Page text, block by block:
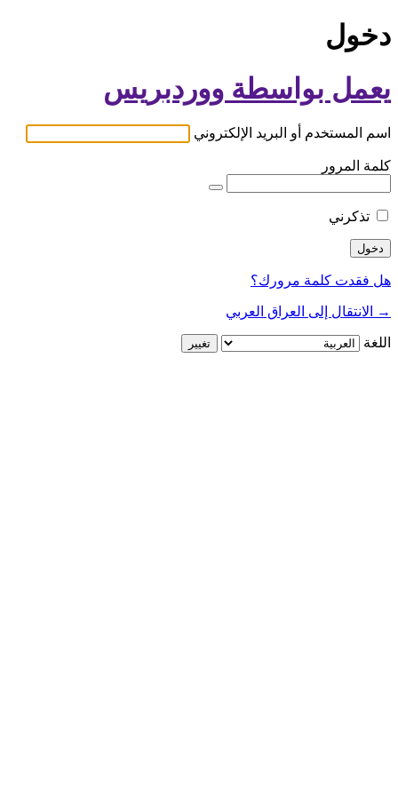
دخول
يعمل بواسطة ووردبريس
اسم المستخدم أو البريد الإلكتروني
كلمة المرور
تذكرني
هل فقدت كلمة مرورك؟
→ الانتقال إلى العراق العربي
اللغة